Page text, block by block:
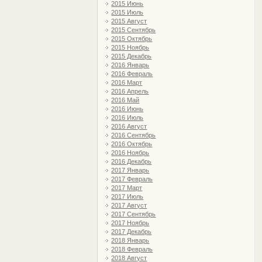
2015 Июнь
2015 Июль
2015 Август
2015 Сентябрь
2015 Октябрь
2015 Ноябрь
2015 Декабрь
2016 Январь
2016 Февраль
2016 Март
2016 Апрель
2016 Май
2016 Июнь
2016 Июль
2016 Август
2016 Сентябрь
2016 Октябрь
2016 Ноябрь
2016 Декабрь
2017 Январь
2017 Февраль
2017 Март
2017 Июль
2017 Август
2017 Сентябрь
2017 Ноябрь
2017 Декабрь
2018 Январь
2018 Февраль
2018 Август